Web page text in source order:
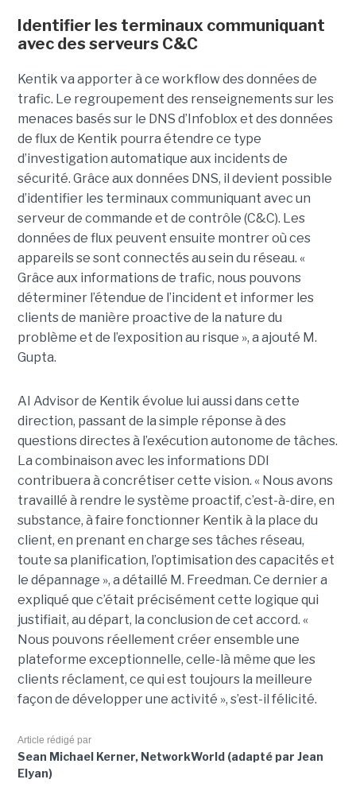
Identifier les terminaux communiquant
avec des serveurs C&C
Kentik va apporter à ce workflow des données de
trafic. Le regroupement des renseignements sur les
menaces basés sur le DNS d’Infoblox et des données
de flux de Kentik pourra étendre ce type
d’investigation automatique aux incidents de
sécurité. Grâce aux données DNS, il devient possible
d’identifier les terminaux communiquant avec un
serveur de commande et de contrôle (C&C). Les
données de flux peuvent ensuite montrer où ces
appareils se sont connectés au sein du réseau. «
Grâce aux informations de trafic, nous pouvons
déterminer l’étendue de l’incident et informer les
clients de manière proactive de la nature du
problème et de l’exposition au risque », a ajouté M.
Gupta.
AI Advisor de Kentik évolue lui aussi dans cette
direction, passant de la simple réponse à des
questions directes à l’exécution autonome de tâches.
La combinaison avec les informations DDI
contribuera à concrétiser cette vision. « Nous avons
travaillé à rendre le système proactif, c’est-à-dire, en
substance, à faire fonctionner Kentik à la place du
client, en prenant en charge ses tâches réseau,
toute sa planification, l’optimisation des capacités et
le dépannage », a détaillé M. Freedman. Ce dernier a
expliqué que c’était précisément cette logique qui
justifiait, au départ, la conclusion de cet accord. «
Nous pouvons réellement créer ensemble une
plateforme exceptionnelle, celle-là même que les
clients réclament, ce qui est toujours la meilleure
façon de développer une activité », s’est-il félicité.
Article rédigé par
Sean Michael Kerner, NetworkWorld (adapté par Jean
Elyan)